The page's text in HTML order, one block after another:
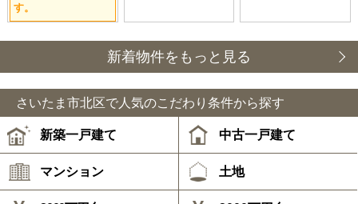
す。
新着物件をもっと見る
さいたま市北区で人気のこだわり条件から探す
新築一戸建て 中古一戸建て
マンション 土地